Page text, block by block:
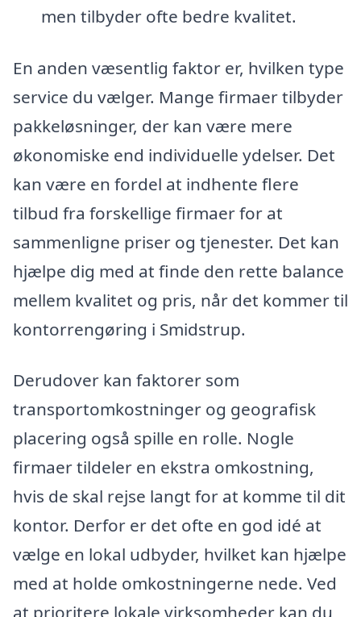
men tilbyder ofte bedre kvalitet.
En anden væsentlig faktor er, hvilken type
service du vælger. Mange firmaer tilbyder
pakkeløsninger, der kan være mere
økonomiske end individuelle ydelser. Det
kan være en fordel at indhente flere
tilbud fra forskellige firmaer for at
sammenligne priser og tjenester. Det kan
hjælpe dig med at finde den rette balance
mellem kvalitet og pris, når det kommer til
kontorrengøring i Smidstrup.
Derudover kan faktorer som
transportomkostninger og geografisk
placering også spille en rolle. Nogle
firmaer tildeler en ekstra omkostning,
hvis de skal rejse langt for at komme til dit
kontor. Derfor er det ofte en god idé at
vælge en lokal udbyder, hvilket kan hjælpe
med at holde omkostningerne nede. Ved